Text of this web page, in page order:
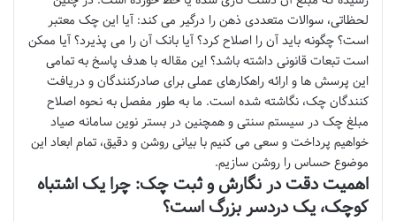
لحظاتی، سوالات متعددی ذهن را درگیر می کند: آیا این چک معتبر
است؟ چگونه باید آن را اصلاح کرد؟ آیا بانک آن را می پذیرد؟ آیا ممکن
است تبعات قانونی داشته باشد؟ این مقاله با هدف پاسخ به تمامی
این پرسش ها و ارائه راهکارهای عملی برای صادرکنندگان و دریافت
کنندگان چک، نگاشته شده است. ما به طور مفصل به نحوه اصلاح
مبلغ چک در سیستم سنتی و همچنین در بستر نوین سامانه صیاد
خواهیم پرداخت و سعی می کنیم با بیانی روشن و دقیق، تمام ابعاد این
موضوع حساس را روشن سازیم.
اهمیت دقت در نگارش و ثبت چک: چرا یک اشتباه
کوچک، یک دردسر بزرگ است؟